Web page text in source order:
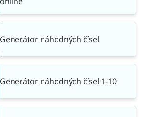
Generátor náhodných čísel
Generátor náhodných čísel 1-10